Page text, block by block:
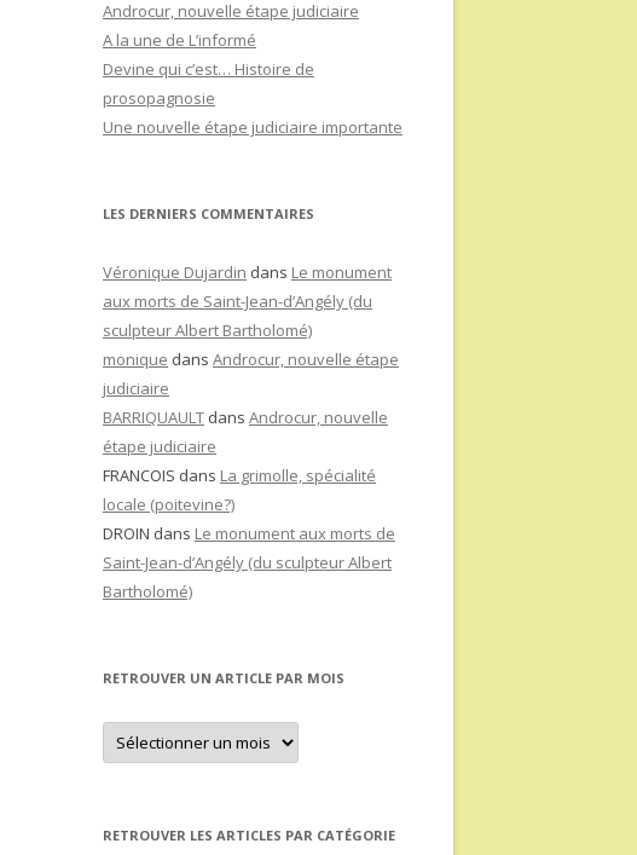
Androcur, nouvelle étape judiciaire
A la une de L’informé
Devine qui c’est… Histoire de
prosopagnosie
Une nouvelle étape judiciaire importante
LES DERNIERS COMMENTAIRES
Véronique Dujardin dans Le monument
aux morts de Saint-Jean-d’Angély (du
sculpteur Albert Bartholomé)
monique dans Androcur, nouvelle étape
judiciaire
BARRIQUAULT dans Androcur, nouvelle
étape judiciaire
FRANCOIS dans La grimolle, spécialité
locale (poitevine?)
DROIN dans Le monument aux morts de
Saint-Jean-d’Angély (du sculpteur Albert
Bartholomé)
RETROUVER UN ARTICLE PAR MOIS
Retrouver
un
article
RETROUVER LES ARTICLES PAR CATÉGORIE